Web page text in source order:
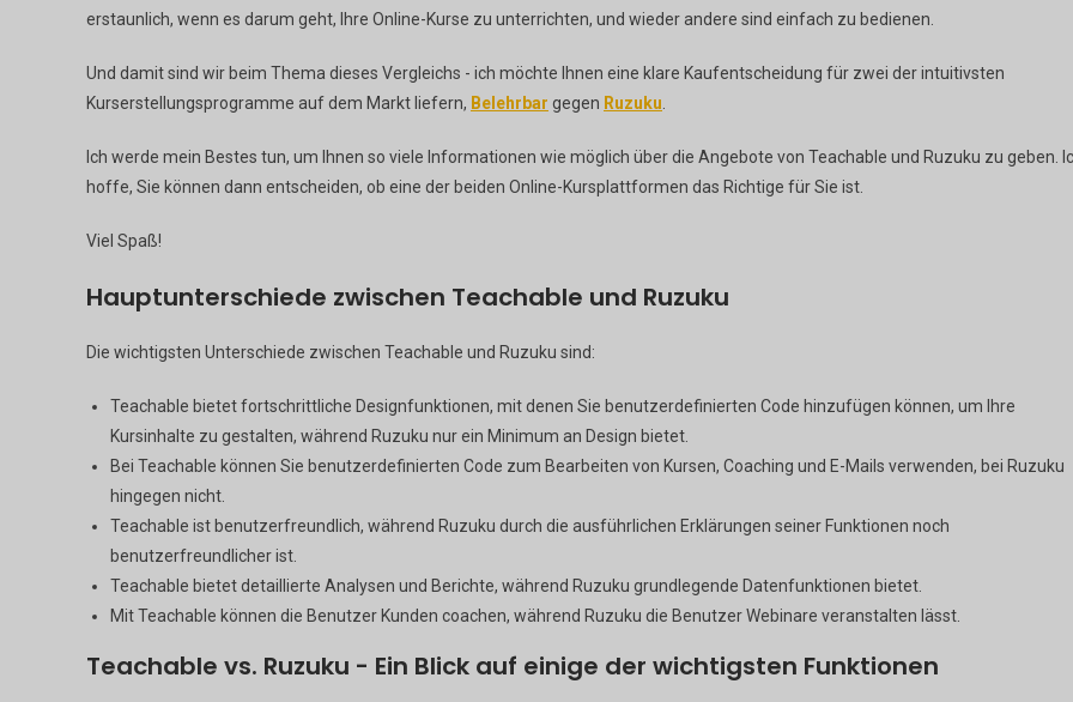
erstaunlich, wenn es darum geht, Ihre Online-Kurse zu unterrichten, und wieder andere sind einfach zu bedienen.
Und damit sind wir beim Thema dieses Vergleichs - ich möchte Ihnen eine klare Kaufentscheidung für zwei der intuitivsten
Kurserstellungsprogramme auf dem Markt liefern, Belehrbar gegen Ruzuku
Ich werde mein Bestes tun, um Ihnen so viele Informationen wie möglich über die Angebote von Teachable und Ruzuku zu geben.
hoffe, Sie können dann entscheiden, ob eine der beiden Online-Kursplattformen das Richtige für Sie ist.
Viel Spaß!
Hauptunterschiede zwischen Teachable und Ruzuku
Die wichtigsten Unterschiede zwischen Teachable und Ruzuku sind:
Teachable bietet fortschrittliche Designfunktionen, mit denen Sie benutzerdefinierten Code hinzufügen können, um Ihre
Kursinhalte zu gestalten, während Ruzuku nur ein Minimum an Design bietet.
Bei Teachable können Sie benutzerdefinierten Code zum Bearbeiten von Kursen, Coaching und E-Mails verwenden, bei Ruzuku
hingegen nicht.
Teachable ist benutzerfreundlich, während Ruzuku durch die ausführlichen Erklärungen seiner Funktionen noch
benutzerfreundlicher ist.
Teachable bietet detaillierte Analysen und Berichte, während Ruzuku grundlegende Datenfunktionen bietet.
Mit Teachable können die Benutzer Kunden coachen, während Ruzuku die Benutzer Webinare veranstalten lässt.
Teachable vs. Ruzuku - Ein Blick auf einige der wichtigsten Funktionen